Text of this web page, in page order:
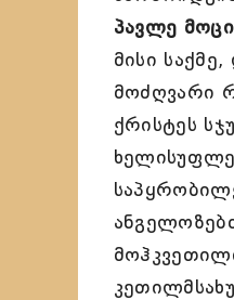
პავლე
მისი
მოძღვარი
ქრისტეს